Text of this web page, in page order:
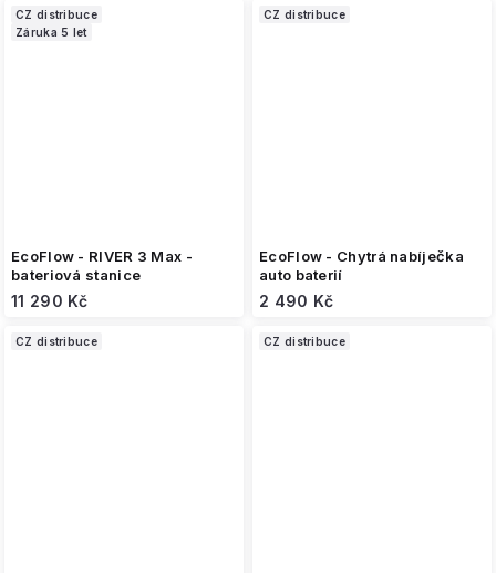
CZ distribuce
Záruka 5 let
EcoFlow - RIVER 3 Max -
bateriová stanice
11 290 Kč
CZ distribuce
EcoFlow - Chytrá nabíječka
auto baterií
2 490 Kč
CZ distribuce CZ distribuce